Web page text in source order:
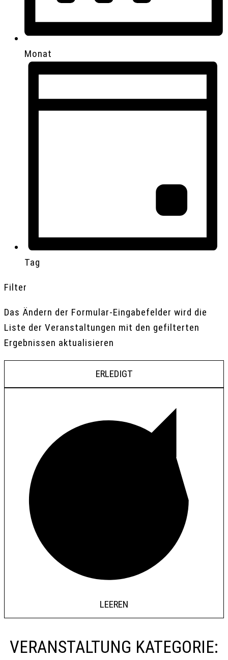
Monat
Tag
Filter
Das Ändern der Formular-Eingabefelder wird die
Liste der Veranstaltungen mit den gefilterten
Ergebnissen aktualisieren
ERLEDIGT
LEEREN
VERANSTALTUNG KATEGORIE: